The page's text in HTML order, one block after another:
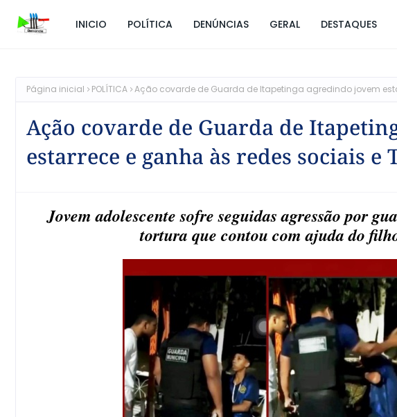
INICIO POLÍTICA DENÚNCIAS GERAL DESTAQUES
Página inicial POLÍTICA Ação covarde de Guarda de Itapetinga agredindo jovem
Ação covarde de Guarda de
estarrece e ganha às redes sociais e
Jovem adolescente sofre seguidas agressão por
tortura que contou com ajuda do